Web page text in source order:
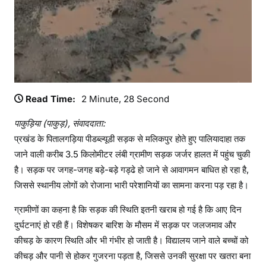
Read Time: 2 Minute, 28 Second
पाकुड़िया (पाकुड़), संवाददाता:
प्रखंड के पितालगड़िया पीडब्ल्यूडी सड़क से मलिकपुर होते हुए पालियादाहा तक
जाने वाली करीब 3.5 किलोमीटर लंबी ग्रामीण सड़क जर्जर हालत में पहुंच चुकी
है। सड़क पर जगह-जगह बड़े-बड़े गड्ढे हो जाने से आवागमन बाधित हो रहा है,
जिससे स्थानीय लोगों को रोजाना भारी परेशानियों का सामना करना पड़ रहा है।
ग्रामीणों का कहना है कि सड़क की स्थिति इतनी खराब हो गई है कि आए दिन
दुर्घटनाएं हो रही हैं। विशेषकर बारिश के मौसम में सड़क पर जलजमाव और
कीचड़ के कारण स्थिति और भी गंभीर हो जाती है। विद्यालय जाने वाले बच्चों को
कीचड़ और पानी से होकर गुजरना पड़ता है, जिससे उनकी सुरक्षा पर खतरा बना